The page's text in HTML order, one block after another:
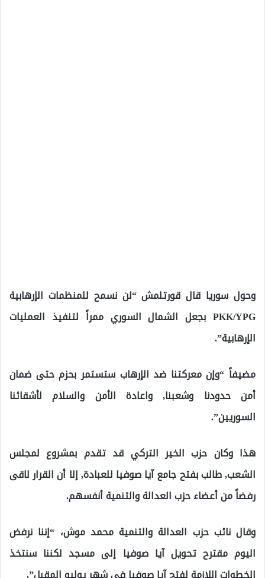
وحول سوريا قال قورتلمش “لن نسمح للمنظمات الإرهابية
PKK/YPG بجعل الشمال السوري ممراً لتنفيذ العمليات
الإرهابية”.
مضيفاً “وإن معركتنا ضد الإرهاب ستستمر بحزم حتى ضمان
أمن حدودنا وشعبنا, واعادة الأمن والسلام لأشقائنا
السوريين”.
هذا وكان حزب الخير التركي قد تقدم بمشروع لمجلس
الشعب, طالب بفتح جامع آيا صوفيا للعبادة, إلا أن القرار لاقى
رفضاً من أعضاء حزب العدالة والتنمية أنفسهم.
وقال نائب حزب العدالة والتنمية محمد موش، “إننا نرفض
اليوم مقترح تحويل آيا صوفيا إلى مسجد لكننا سنتخذ